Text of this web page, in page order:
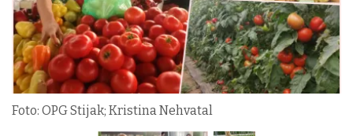
Foto: OPG Stijak; Kristina Nehvatal